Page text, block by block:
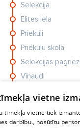
Selekcija
Elites iela
Priekuļi
Priekuļu skola
Selekcijas
Vīņaudi
Neste
Lauciņi
vietne
tīmekļa vietnē tiek
darbību., nosūtītu